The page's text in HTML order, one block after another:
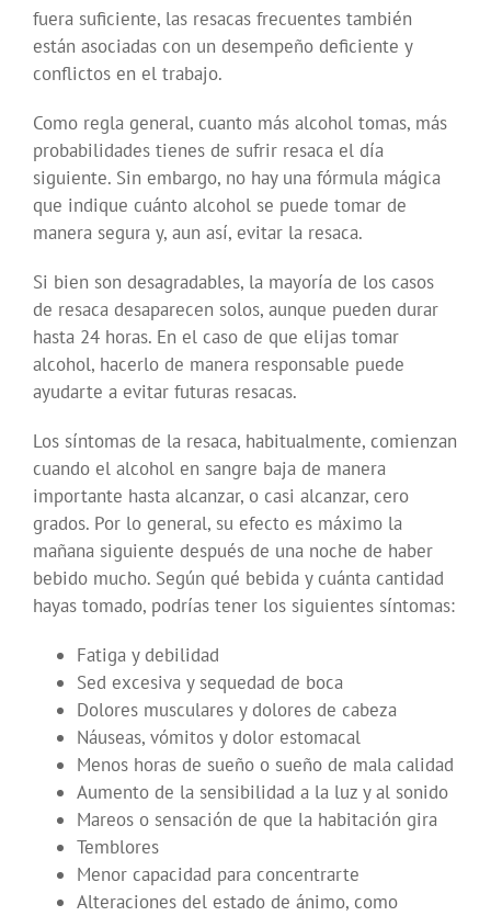
fuera suficiente, las resacas frecuentes también
están asociadas con un desempeño deficiente y
conflictos en el trabajo.
Como regla general, cuanto más alcohol tomas, más
probabilidades tienes de sufrir resaca el día
siguiente. Sin embargo, no hay una fórmula mágica
que indique cuánto alcohol se puede tomar de
manera segura y, aun así, evitar la resaca.
Si bien son desagradables, la mayoría de los casos
de resaca desaparecen solos, aunque pueden durar
hasta 24 horas. En el caso de que elijas tomar
alcohol, hacerlo de manera responsable puede
ayudarte a evitar futuras resacas.
Los síntomas de la resaca, habitualmente, comienzan
cuando el alcohol en sangre baja de manera
importante hasta alcanzar, o casi alcanzar, cero
grados. Por lo general, su efecto es máximo la
mañana siguiente después de una noche de haber
bebido mucho. Según qué bebida y cuánta cantidad
hayas tomado, podrías tener los siguientes síntomas:
Fatiga y debilidad
Sed excesiva y sequedad de boca
Dolores musculares y dolores de cabeza
Náuseas, vómitos y dolor estomacal
Menos horas de sueño o sueño de mala calidad
Aumento de la sensibilidad a la luz y al sonido
Mareos o sensación de que la habitación gira
Temblores
Menor capacidad para concentrarte
Alteraciones del estado de ánimo, como